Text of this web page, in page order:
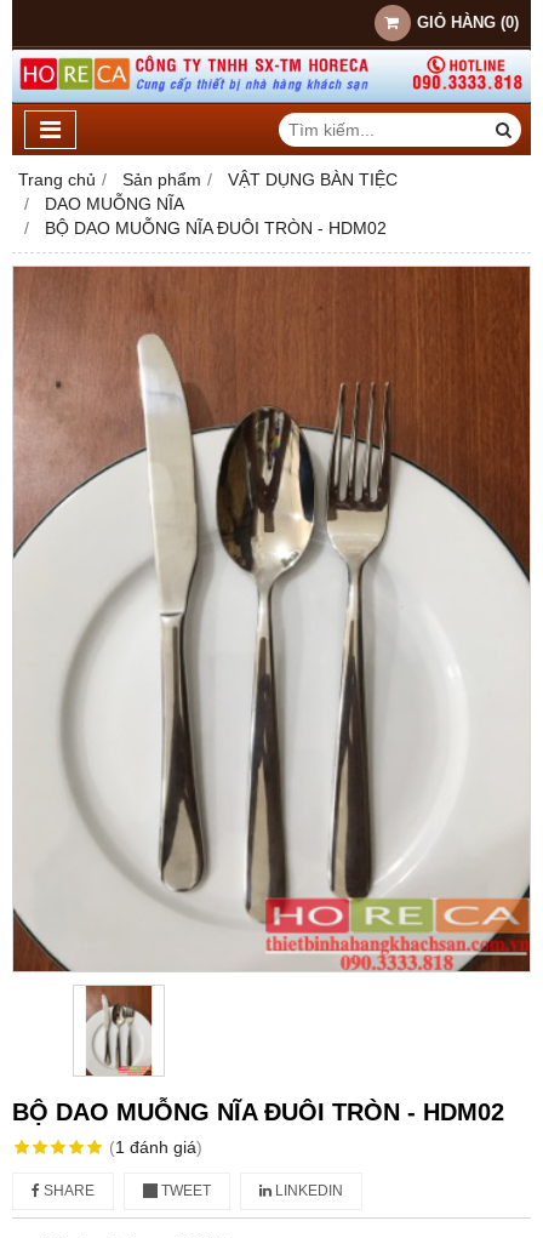
GIỎ HÀNG (0)
Trang chủ Sản phẩm
VẬT DỤNG BÀN TIỆC
DAO MUỖNG NĨA
BỘ DAO MUỖNG NĨA ĐUÔI TRÒN - HDM02
BỘ DAO MUỖNG NĨA ĐUÔI TRÒN - HDM02
(1 đánh giá)
SHARE TWEET LINKEDIN